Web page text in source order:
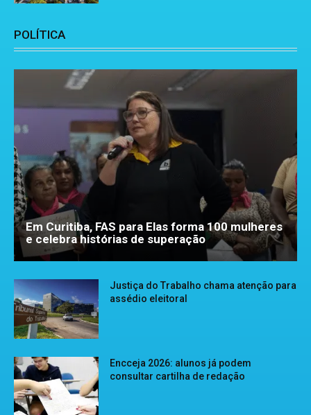
POLÍTICA
Em Curitiba, FAS para Elas forma 100 mulheres
e celebra histórias de superação
Justiça do Trabalho chama atenção para
assédio eleitoral
Encceja 2026: alunos já podem
consultar cartilha de redação